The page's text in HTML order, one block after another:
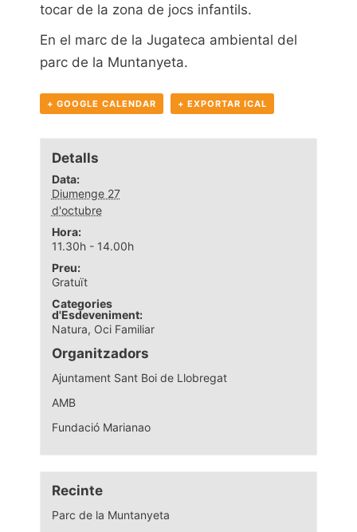
tocar de la zona de jocs infantils.
En el marc de la Jugateca ambiental del
parc de la Muntanyeta.
+ GOOGLE CALENDAR + EXPORTAR ICAL
Detalls
Data:
Diumenge 27
d'octubre
Hora:
11.30h - 14.00h
Preu:
Gratuït
Categories
d'Esdeveniment:
Natura, Oci Familiar
Organitzadors
Ajuntament Sant Boi de Llobregat
AMB
Fundació Marianao
Recinte
Parc de la Muntanyeta